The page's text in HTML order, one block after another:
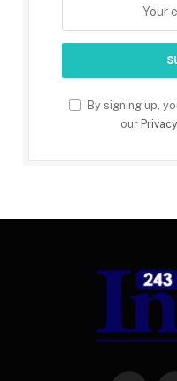
By signing up,
our